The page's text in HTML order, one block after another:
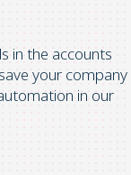
in the accounts
your company
in our